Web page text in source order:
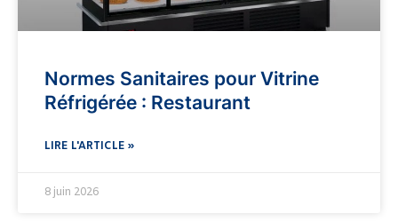
Normes Sanitaires pour Vitrine
Réfrigérée : Restaurant
LIRE L'ARTICLE »
8 juin 2026